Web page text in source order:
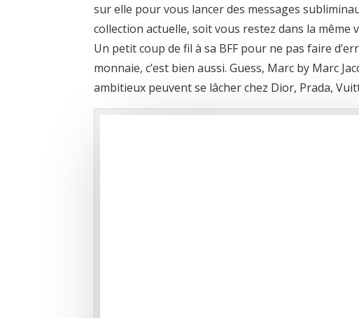
sur elle pour vous lancer des messages
collection actuelle, soit vous restez dans la même
Un petit coup de fil à sa BFF pour ne pas faire
monnaie, c’est bien aussi. Guess, Marc by Marc
ambitieux peuvent se lâcher chez Dior, Prada,